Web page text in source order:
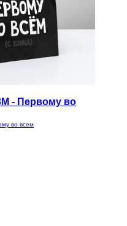
- Первому во
во всем